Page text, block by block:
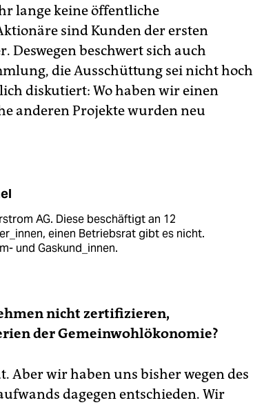
lange keine öffentliche
sind Kunden der ersten
Deswegen beschwert sich auch
die Ausschüttung sei nicht hoch
diskutiert: Wo haben wir einen
anderen Projekte wurden neu
AG. Diese beschäftigt an 12
einen Betriebsrat gibt es nicht.
und Gaskund_innen.
nicht zertifizieren,
der Gemeinwohlökonomie?
Aber wir haben uns bisher wegen des
dagegen entschieden. Wir